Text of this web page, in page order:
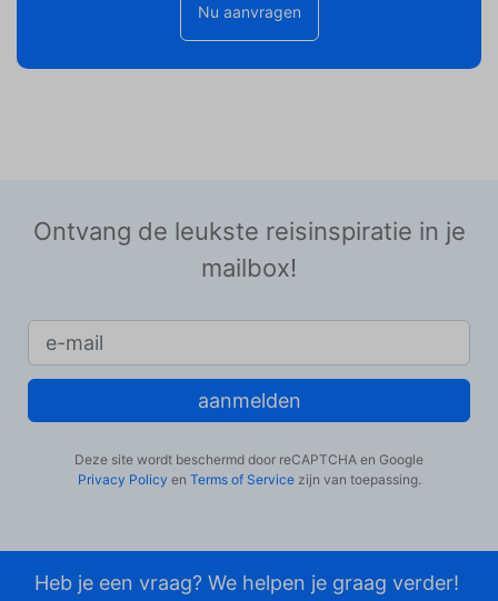
Nu aanvragen
Ontvang de leukste reisinspiratie in je
mailbox!
aanmelden
Deze site wordt beschermd door reCAPTCHA en Google
Privacy Policy en Terms of Servicezijn van toepassing.
Heb je een vraag? We helpen je graag verder!